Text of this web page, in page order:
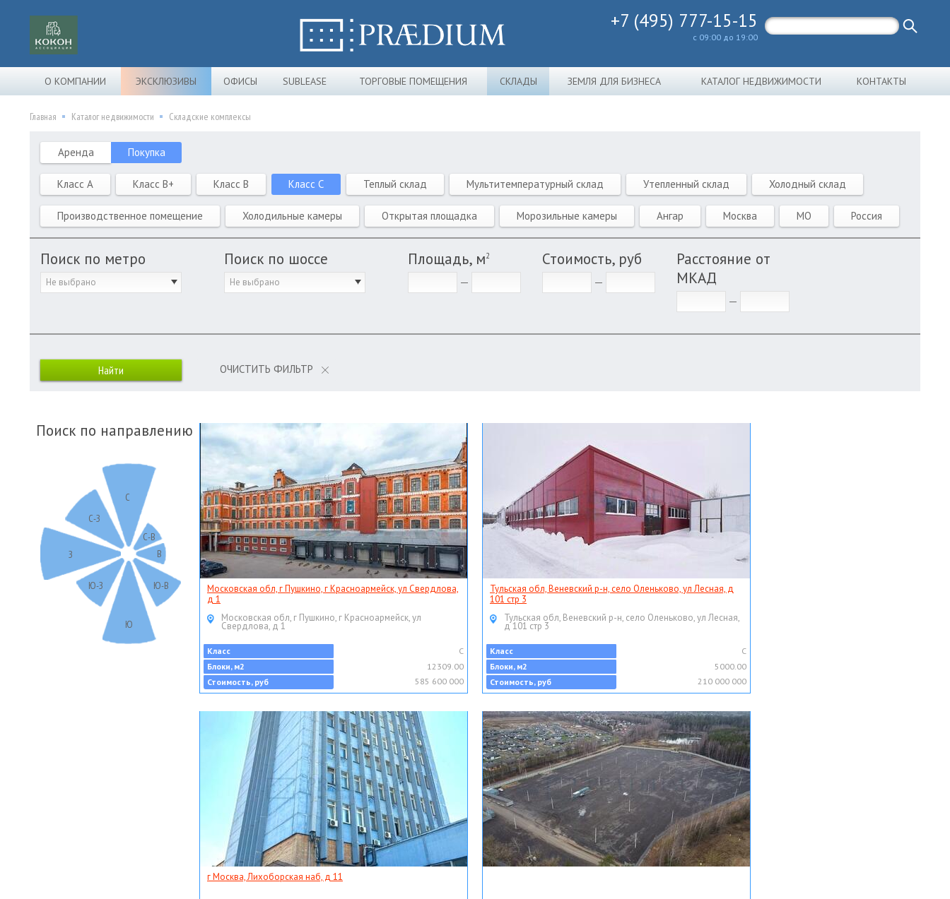
+7 (495) 777-15-15
с 09:00 до 19:00
О КОМПАНИИ ЭКСКЛЮЗИВЫ ОФИСЫ SUBLEASE ТОРГОВЫЕ ПОМЕЩЕНИЯ СКЛАДЫ ЗЕМЛЯ ДЛЯ БИЗНЕСА КАТАЛОГ НЕДВИЖИМОСТИ КОНТАКТЫ
Главная Каталог недвижимости Складские комплексы
Аренда Покупка
Класс A Класс B+ Класс B Класс C Теплый склад Мультитемпературный склад Утепленный склад Холодный склад
Производственное помещение Холодильные камеры Открытая площадка Морозильные камеры Ангар Москва МО Россия
Поиск по метро
Не выбрано
Поиск по шоссе
Не выбрано
Площадь, м2 Стоимость, руб
Расстояние от
МКАД
ОЧИСТИТЬ ФИЛЬТР
Поиск по направлению
С
С-В
В
Ю-В
Ю
Ю-З
З
С-З
Московская обл, г Пушкино, г Красноармейск, ул Свердлова,
д 1
Московская обл, г Пушкино, г Красноармейск, ул
Свердлова, д 1
Класс
C
Блоки, м2
12309.00
Стоимость, руб
585 600 000
Тульская обл, Веневский р-н, село Оленьково, ул Лесная, д
101 стр 3
Тульская обл, Веневский р-н, село Оленьково, ул Лесная,
д 101 стр 3
Класс
C
Блоки, м2
5000.00
Стоимость, руб
210 000 000
г Москва, Лихоборская наб, д 11